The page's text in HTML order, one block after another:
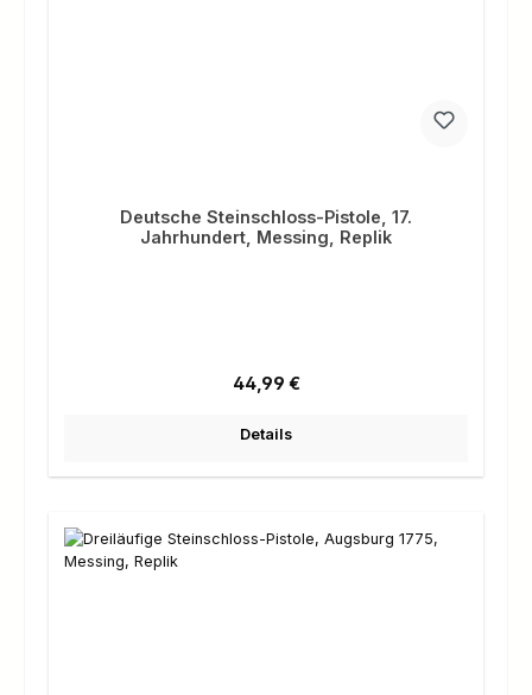
Deutsche Steinschloss-Pistole, 17.
Jahrhundert, Messing, Replik
Regulärer Preis:
44,99 €
Details